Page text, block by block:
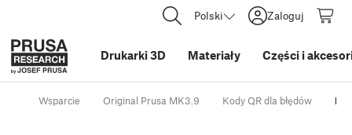
Polski Zaloguj
Drukarki 3D Materiały Części i
Wsparcie Original Prusa MK3.9 Kody QR dla błędów